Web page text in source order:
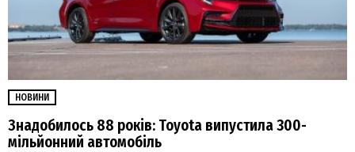
НОВИНИ
Знадобилось 88 років: Toyota випустила 300-
мільйонний автомобіль